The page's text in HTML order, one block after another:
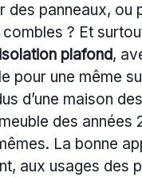
des panneaux, ou
? Et
plafond,
pour une même
d’une maison
des
La bonne
aux usages des